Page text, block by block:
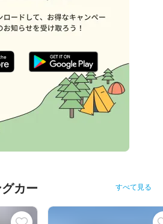
カー すべて見る